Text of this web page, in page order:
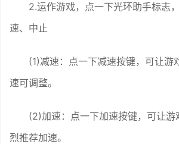
2.运作游戏，点一下光环助手标志
速、中止
(1)减速：点一下减速按键，可让游
速可调整。
(2)加速：点一下加速按键，可让游
烈推荐加速。